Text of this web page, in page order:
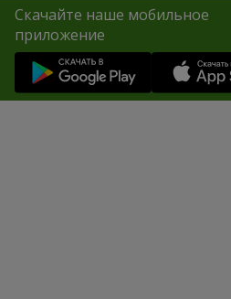
Скачайте наше мобильное
приложение